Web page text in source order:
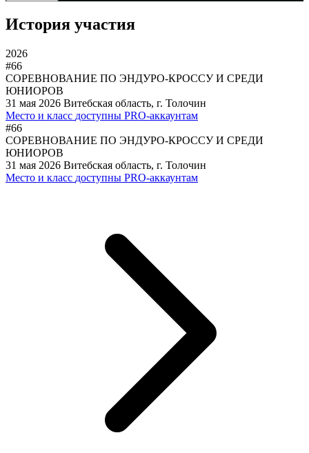
История участия
2026
#66
СОРЕВНОВАНИЕ ПО ЭНДУРО-КРОССУ И СРЕДИ
ЮНИОРОВ
31 мая 2026 Витебская область, г. Толочин
Место и класс доступны PRO-аккаунтам
#66
СОРЕВНОВАНИЕ ПО ЭНДУРО-КРОССУ И СРЕДИ
ЮНИОРОВ
31 мая 2026 Витебская область, г. Толочин
Место и класс доступны PRO-аккаунтам